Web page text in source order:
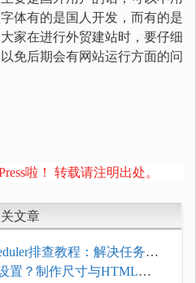
体有的是国人开发，而有的是
家在进行外贸建站时，要仔细
免后期会有网站运行方面的问
啦！ 转载请注明出处。
文章
排查教程：解决任务积
置？制作尺寸与HTML添